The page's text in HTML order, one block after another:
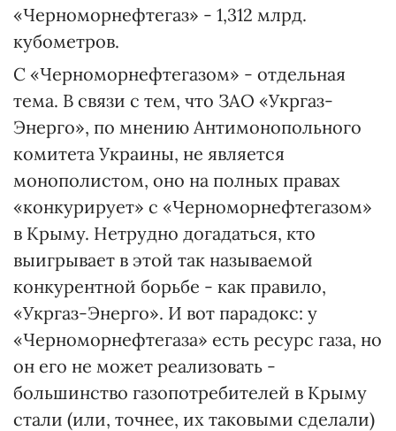
«Черноморнефтегаз» - 1,312 млрд.
кубометров.
С «Черноморнефтегазом» - отдельная
тема. В связи с тем, что ЗАО «Укргаз-
Энерго», по мнению Антимонопольного
комитета Украины, не является
монополистом, оно на полных правах
«конкурирует» с «Черноморнефтегазом»
в Крыму. Нетрудно догадаться, кто
выигрывает в этой так называемой
конкурентной борьбе - как правило,
«Укргаз-Энерго». И вот парадокс: у
«Черноморнефтегаза» есть ресурс газа, но
он его не может реализовать -
большинство газопотребителей в Крыму
стали (или, точнее, их таковыми сделали)